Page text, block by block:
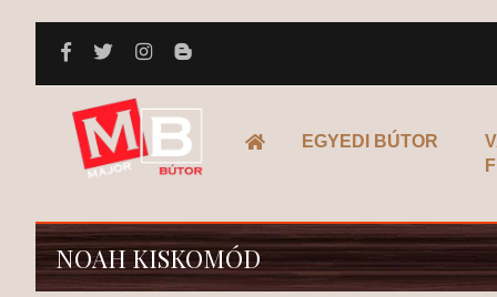
FŐOLDALEGYEDI BÚTOR
NOAH KISKOMÓD